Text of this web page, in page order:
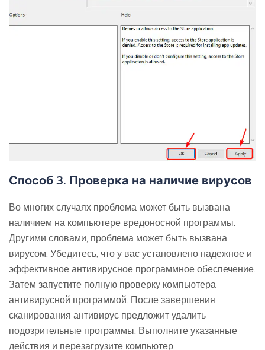
Способ 3. Проверка на наличие вирусов
Во многих случаях проблема может быть вызвана
наличием на компьютере вредоносной программы.
Другими словами, проблема может быть вызвана
вирусом. Убедитесь, что у вас установлено надежное и
эффективное антивирусное программное обеспечение.
Затем запустите полную проверку компьютера
антивирусной программой. После завершения
сканирования антивирус предложит удалить
подозрительные программы. Выполните указанные
действия и перезагрузите компьютер.